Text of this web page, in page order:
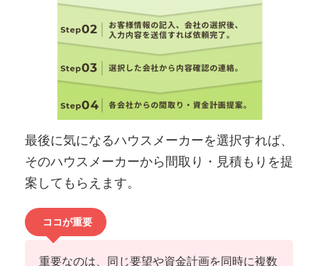
最後に気になるハウスメーカーを選択すれば、
そのハウスメーカーから間取り・見積もりを提
案してもらえます。
ココが重要
重要なのは、同じ要望や資金計画を同時に複数